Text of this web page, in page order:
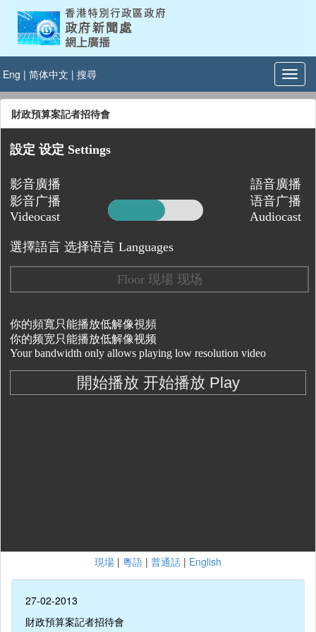
Eng | 简体中文 | 搜尋
財政預算案記者招待會
現場 | 粵語 | 普通話 | English
27-02-2013
財政預算案記者招待會